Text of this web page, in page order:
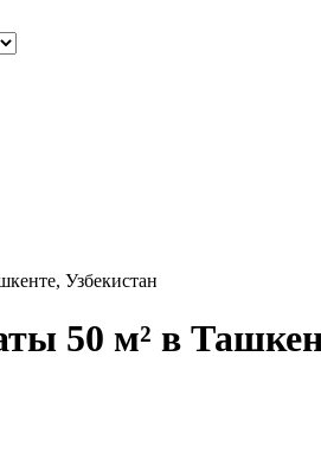
Узбекистан
50 м² в